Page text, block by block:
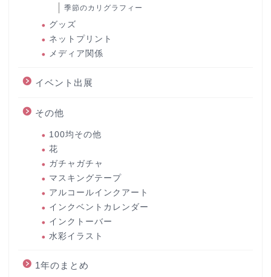
季節のカリグラフィー
グッズ
ネットプリント
メディア関係
イベント出展
その他
100均その他
花
ガチャガチャ
マスキングテープ
アルコールインクアート
インクベントカレンダー
インクトーバー
水彩イラスト
1年のまとめ